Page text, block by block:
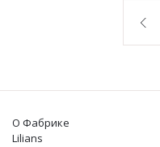
О Фабрике
Lilians